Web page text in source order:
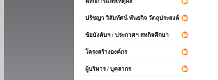
ปรัชญา วิสัยทัศน์ พันธกิจ วัตถุประสงค์
ข้อบังคับฯ / ประกาศฯ สหกิจศึกษา
โครงสร้างองค์กร
ผู้บริหาร / บุคลากร